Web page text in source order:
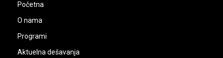
Početna
O nama
Programi
Aktuelna dešavanja